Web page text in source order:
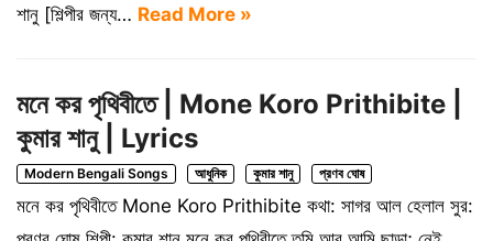
শানু [শিল্পীর জন্য… Read More »
মনে কর পৃথিবীতে | Mone Koro Prithibite |
কুমার শানু | Lyrics
Modern Bengali Songs আধুনিক কুমার শানু প্রণব ঘোষ
মনে কর পৃথিবীতে Mone Koro Prithibite কথা: সাগর আল হেলাল সুর: